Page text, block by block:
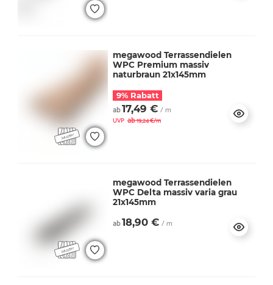
megawood Terrassendielen
WPC Premium massiv
naturbraun 21x145mm
9% Rabatt
ab17,49 € / m
UVP ab19,24 €/m
megawood Terrassendielen
WPC Delta massiv varia grau
21x145mm
ab18,90 € / m